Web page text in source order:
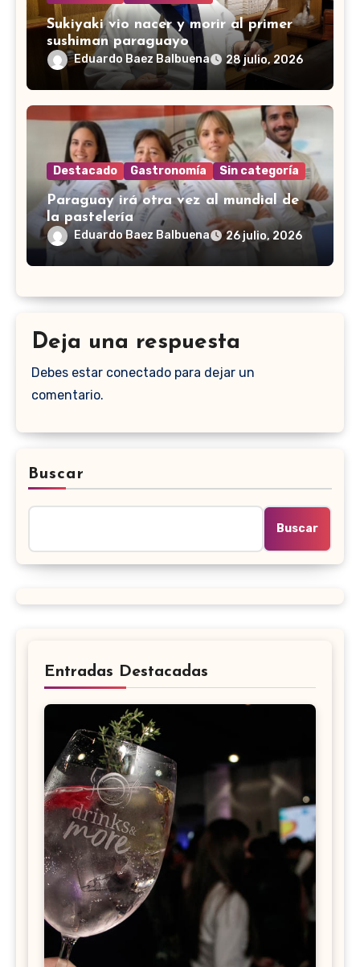
Sukiyaki vio nacer y morir al primer
sushiman paraguayo
Eduardo Baez Balbuena 28 julio, 2026
Destacado Gastronomía Sin categoría
Paraguay irá otra vez al mundial de
la pastelería
Eduardo Baez Balbuena 26 julio, 2026
Deja una respuesta
Debes estar conectado para dejar un
comentario.
Buscar
Buscar
Entradas Destacadas